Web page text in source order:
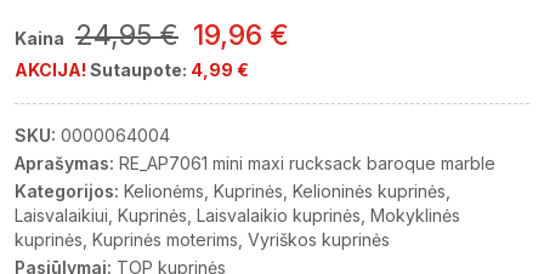
Kaina 24,95 € 19,96 €
AKCIJA! Sutaupote: 4,99 €
SKU: 0000064004
Aprašymas: RE_AP7061 mini maxi rucksack baroque marble
Kategorijos: Kelionėms Kuprinės Kelioninės kuprinės
Laisvalaikiui Kuprinės Laisvalaikio kuprinės Mokyklinės
kuprinės Kuprinės moterims Vyriškos kuprinės
Pasiūlymai: TOP kuprinės